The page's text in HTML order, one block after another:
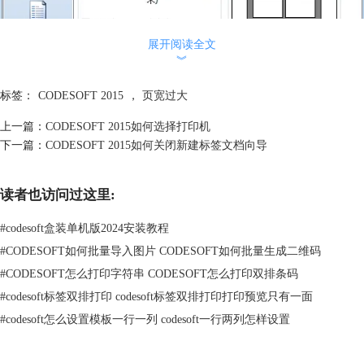
步骤三 “标签”栏中可以设置标签的大小（宽度、高度、边角弧度），另
外还可以对标签布局，设置每行和每列的标签数量。在媒体下支持有三个
展开阅读全文
︾
标签： CODESOFT 2015 ， 页宽过大
上一篇： CODESOFT 2015如何选择打印机
下一篇： CODESOFT 2015如何关闭新建标签文档向导
读者也访问过这里:
#codesoft盒装单机版2024安装教程
#CODESOFT如何批量导入图片 CODESOFT如何批量生成二维码
#CODESOFT怎么打印字符串 CODESOFT怎么打印双排条码
#codesoft标签双排打印 codesoft标签双排打印打印预览只有一面
#codesoft怎么设置模板一行一列 codesoft一行两列怎样设置